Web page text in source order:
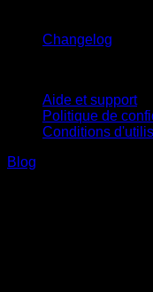
Changelog
Aide et support
Politique de
Conditions
Blog